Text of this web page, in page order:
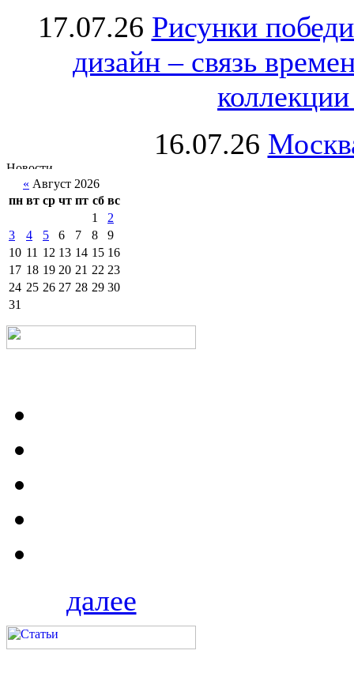
17.07.26 Рисунки
дизайн – связь
16.07.26
« Август 2026
пн вт ср чт пт сб вс
1
2
3
4 5 6 7 8
9
10 11 12 13 14 15 16
17 18 19 20 21 22 23
24 25 26 27 28 29 30
31
далее